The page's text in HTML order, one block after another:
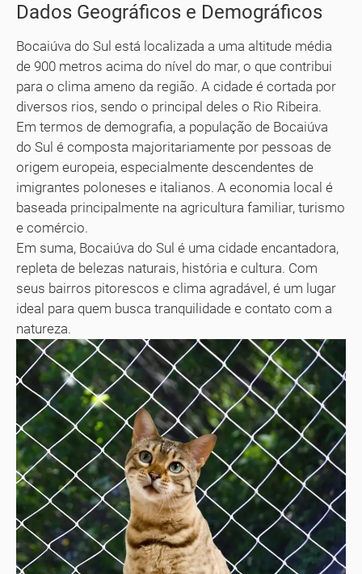
Dados Geográficos e Demográficos
Bocaiúva do Sul está localizada a uma altitude média
de 900 metros acima do nível do mar, o que contribui
para o clima ameno da região. A cidade é cortada por
diversos rios, sendo o principal deles o Rio Ribeira.
Em termos de demografia, a população de Bocaiúva
do Sul é composta majoritariamente por pessoas de
origem europeia, especialmente descendentes de
imigrantes poloneses e italianos. A economia local é
baseada principalmente na agricultura familiar, turismo
e comércio.
Em suma, Bocaiúva do Sul é uma cidade encantadora,
repleta de belezas naturais, história e cultura. Com
seus bairros pitorescos e clima agradável, é um lugar
ideal para quem busca tranquilidade e contato com a
natureza.